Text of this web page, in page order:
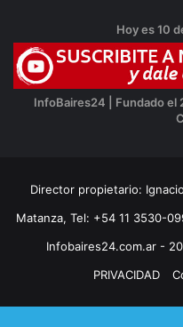
Hoy es 10
InfoBaires24 | Fundado el
Director propietario:
Matanza, Tel: +54 11 3530-
Infobaires24.com.ar -
PRIVACIDAD